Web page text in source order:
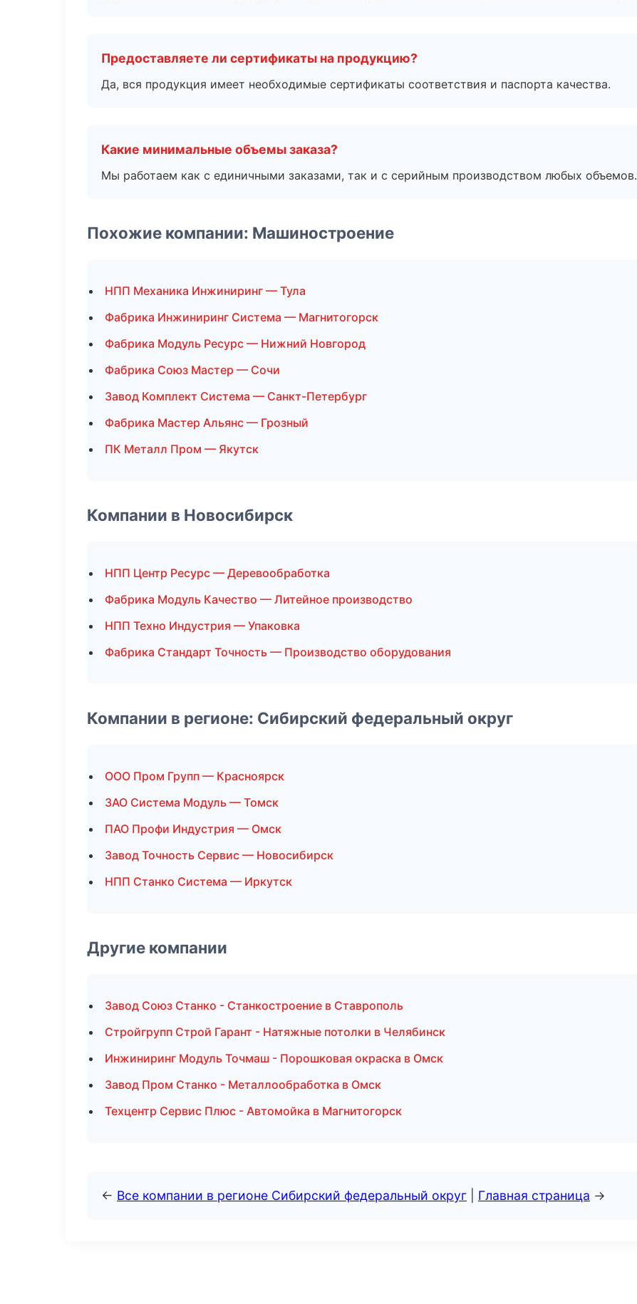
Предоставляете ли сертификаты на продукцию?
Да, вся продукция имеет необходимые сертификаты соответствия и паспорта качества.
Какие минимальные объемы заказа?
Мы работаем как с единичными заказами, так и с серийным производством любых объемов.
Похожие компании: Машиностроение
НПП Механика Инжиниринг — Тула
Фабрика Инжиниринг Система — Магнитогорск
Фабрика Модуль Ресурс — Нижний Новгород
Фабрика Союз Мастер — Сочи
Завод Комплект Система — Санкт-Петербург
Фабрика Мастер Альянс — Грозный
ПК Металл Пром — Якутск
Компании в Новосибирск
НПП Центр Ресурс — Деревообработка
Фабрика Модуль Качество — Литейное производство
НПП Техно Индустрия — Упаковка
Фабрика Стандарт Точность — Производство оборудования
Компании в регионе: Сибирский федеральный округ
ООО Пром Групп — Красноярск
ЗАО Система Модуль — Томск
ПАО Профи Индустрия — Омск
Завод Точность Сервис — Новосибирск
НПП Станко Система — Иркутск
Другие компании
Завод Союз Станко - Станкостроение в Ставрополь
Стройгрупп Строй Гарант - Натяжные потолки в Челябинск
Инжиниринг Модуль Точмаш - Порошковая окраска в Омск
Завод Пром Станко - Металлообработка в Омск
Техцентр Сервис Плюс - Автомойка в Магнитогорск
← Все компании в регионе Сибирский федеральный округ Главная страница →